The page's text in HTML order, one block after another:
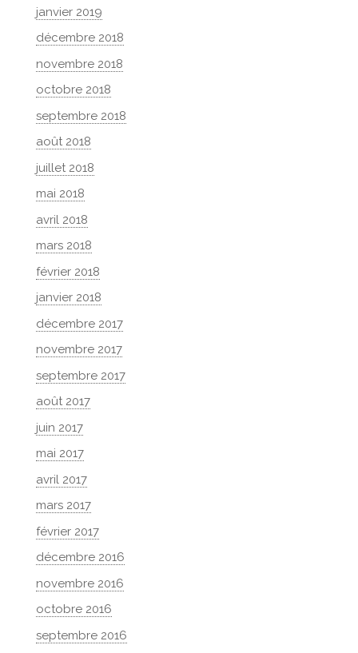
janvier 2019
décembre 2018
novembre 2018
octobre 2018
septembre 2018
août 2018
juillet 2018
mai 2018
avril 2018
mars 2018
février 2018
janvier 2018
décembre 2017
novembre 2017
septembre 2017
août 2017
juin 2017
mai 2017
avril 2017
mars 2017
février 2017
décembre 2016
novembre 2016
octobre 2016
septembre 2016